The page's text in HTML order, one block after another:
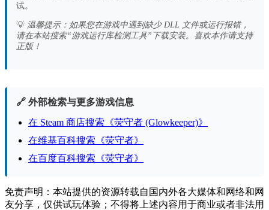
试。
💡 温馨提示：如果您在游戏中遇到缺少 DLL 文件或运行报错，
请在本站搜索“游戏运行库检测工具”下载安装。喜欢本作请支持
正版！
🔗 外部检索与更多游戏信息
在 Steam 商店搜索《荧守者 (Glowkeeper)》
在维基百科搜索《荧守者》
在百度百科搜索《荧守者》
免责声明：本站提供的资源转载自国内外各大媒体和网络和网
友分享，仅供试玩体验；不得将上述内容用于商业或者非法用